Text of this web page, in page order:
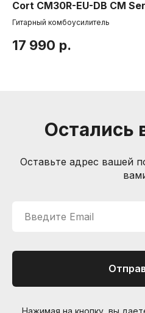
Cort CM30R-EU-DB CM
Гитарный комбоусилитель
17 990 р.
Остались
Оставьте адрес вашей
Введите Email
Пользовательское соглашение
Друзья и
партнеры
+7 (905) 257-13-85
Контакты
© Интернет-магазин "Необходимые вещи".
Петербург. 2021-2026г.